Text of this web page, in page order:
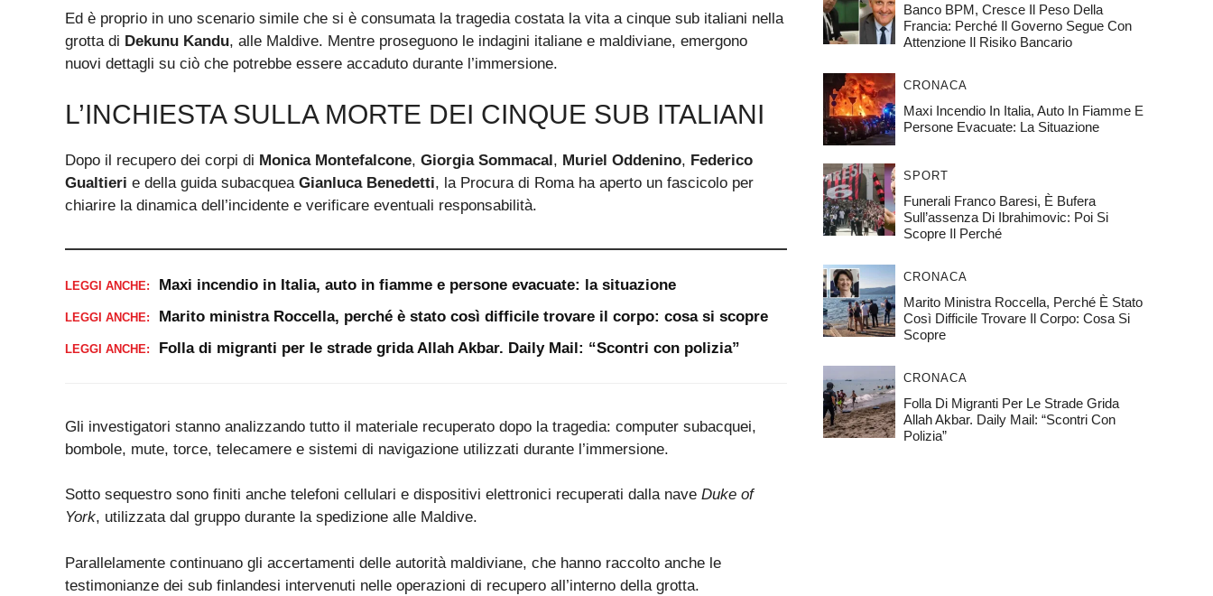
Ed è proprio in uno scenario simile che si è consumata la tragedia costata la vita a cinque sub italiani nella
grotta di Dekunu Kandu, alle Maldive. Mentre proseguono le indagini italiane e maldiviane, emergono
nuovi dettagli su ciò che potrebbe essere accaduto durante l’immersione.
L’INCHIESTA SULLA MORTE DEI CINQUE SUB ITALIANI
Dopo il recupero dei corpi di Monica Montefalcone, Giorgia Sommacal, Muriel Oddenino, Federico
Gualtieri e della guida subacquea Gianluca Benedetti, la Procura di Roma ha aperto un fascicolo per
chiarire la dinamica dell’incidente e verificare eventuali responsabilità.
LEGGI ANCHE: Maxi incendio in Italia, auto in fiamme e persone evacuate: la situazione
LEGGI ANCHE: Marito ministra Roccella, perché è stato così difficile trovare il corpo: cosa si scopre
LEGGI ANCHE: Folla di migranti per le strade grida Allah Akbar. Daily Mail: “Scontri con polizia”
Gli investigatori stanno analizzando tutto il materiale recuperato dopo la tragedia: computer subacquei,
bombole, mute, torce, telecamere e sistemi di navigazione utilizzati durante l’immersione.
Sotto sequestro sono finiti anche telefoni cellulari e dispositivi elettronici recuperati dalla nave Duke of
York, utilizzata dal gruppo durante la spedizione alle Maldive.
Parallelamente continuano gli accertamenti delle autorità maldiviane, che hanno raccolto anche le
testimonianze dei sub finlandesi intervenuti nelle operazioni di recupero all’interno della grotta.
Banco BPM, Cresce Il Peso Della
Francia: Perché Il Governo Segue Con
Attenzione Il Risiko Bancario
CRONACA
Maxi Incendio In Italia, Auto In Fiamme E
Persone Evacuate: La Situazione
SPORT
Funerali Franco Baresi, È Bufera
Sull’assenza Di Ibrahimovic: Poi Si
Scopre Il Perché
CRONACA
Marito Ministra Roccella, Perché È Stato
Così Difficile Trovare Il Corpo: Cosa Si
Scopre
CRONACA
Folla Di Migranti Per Le Strade Grida
Allah Akbar. Daily Mail: “Scontri Con
Polizia”